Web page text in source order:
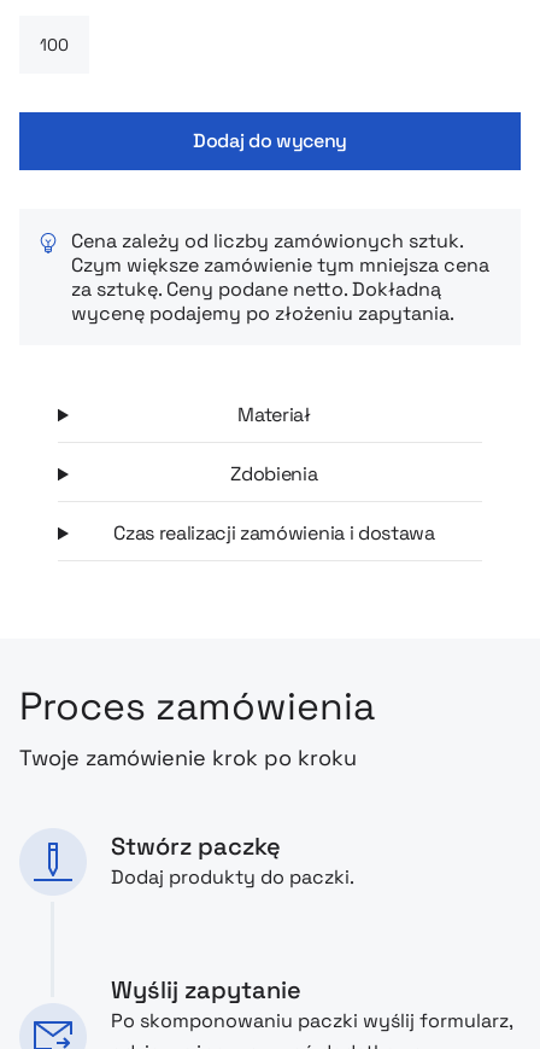
Dodaj do wyceny
Cena zależy od liczby zamówionych sztuk.
Czym większe zamówienie tym mniejsza cena
za sztukę. Ceny podane netto. Dokładną
wycenę podajemy po złożeniu zapytania.
Materiał
Zdobienia
Czas realizacji zamówienia i dostawa
Proces zamówienia
Twoje zamówienie krok po kroku
Stwórz paczkę
Dodaj produkty do paczki.
Wyślij zapytanie
Po skomponowaniu paczki wyślij formularz,